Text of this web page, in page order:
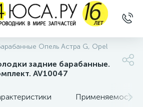
Опель Астра G, Opel
задние барабанные.
AV10047
Применяемость